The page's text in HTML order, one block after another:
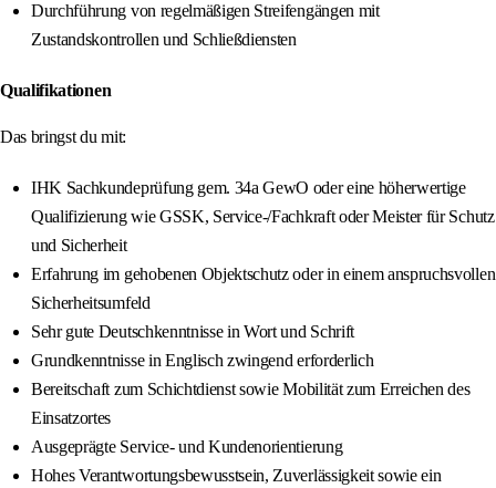
Durchführung von regelmäßigen Streifengängen mit
Zustandskontrollen und Schließdiensten
Qualifikationen
Das bringst du mit:
IHK Sachkundeprüfung gem. 34a GewO oder eine höherwertige
Qualifizierung wie GSSK, Service-/Fachkraft oder Meister für Schutz
und Sicherheit
Erfahrung im gehobenen Objektschutz oder in einem anspruchsvollen
Sicherheitsumfeld
Sehr gute Deutschkenntnisse in Wort und Schrift
Grundkenntnisse in Englisch zwingend erforderlich
Bereitschaft zum Schichtdienst sowie Mobilität zum Erreichen des
Einsatzortes
Ausgeprägte Service- und Kundenorientierung
Hohes Verantwortungsbewusstsein, Zuverlässigkeit sowie ein